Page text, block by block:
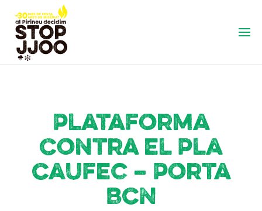
Plataforma
Contra el Pla
Caufec – Porta
BCN